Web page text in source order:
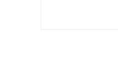
پیش کشش دستگاه
با اسلات لیفتراک